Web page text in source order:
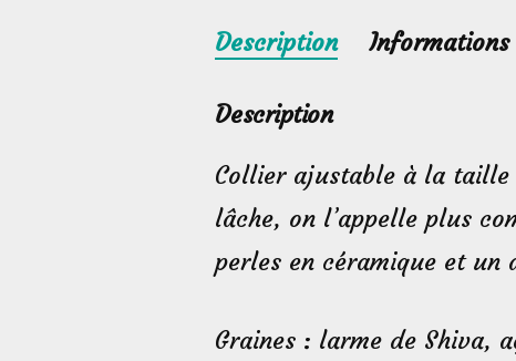
Description Informations
Description
Collier ajustable à la
lâche, on l’appelle plus
perles en céramique et un
Graines : larme de Shiva,